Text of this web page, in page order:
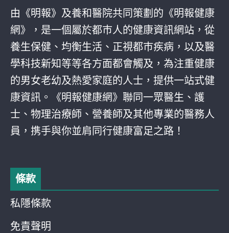
由《明報》及養和醫院共同策劃的《明報健康
網》，是一個屬於都巿人的健康資訊網站，從
養生保健、均衡生活、正視都巿疾病，以及醫
學科技新知等等各方面都會觸及，為注重健康
的男女老幼及熱愛家庭的人士，提供一站式健
康資訊。《明報健康網》聯同一眾醫生、護
士、物理治療師、營養師及其他專業的醫務人
員，携手與你並肩同行健康富足之路！
條款
私隱條款
免責聲明